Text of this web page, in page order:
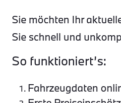
Sie möchten Ihr
Sie schnell und
So funktioniert’s:
Fahrzeugdaten